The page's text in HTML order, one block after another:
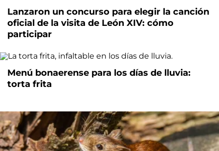
Lanzaron un concurso para elegir la canción
oficial de la visita de León XIV: cómo
participar
Menú bonaerense para los días de lluvia:
torta frita